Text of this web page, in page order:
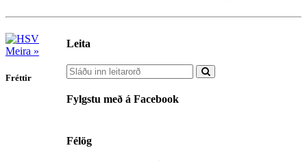
Leita
Fylgstu með á Facebook
Félög
Meira »
Fréttir